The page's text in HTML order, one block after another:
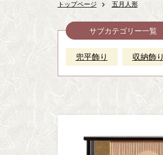
トップページ 五月人形
サブカテゴリー一覧
兜平飾り 収納飾り